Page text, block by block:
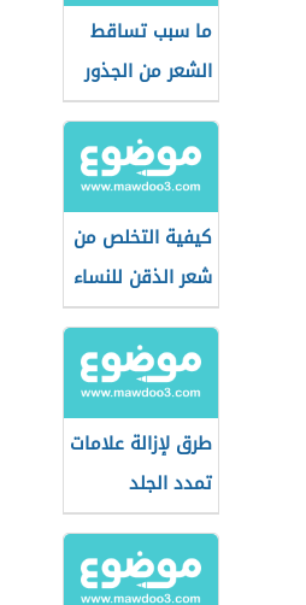
ما سبب تساقط
الشعر من الجذور
كيفية التخلص من
شعر الذقن للنساء
طرق لإزالة علامات
تمدد الجلد